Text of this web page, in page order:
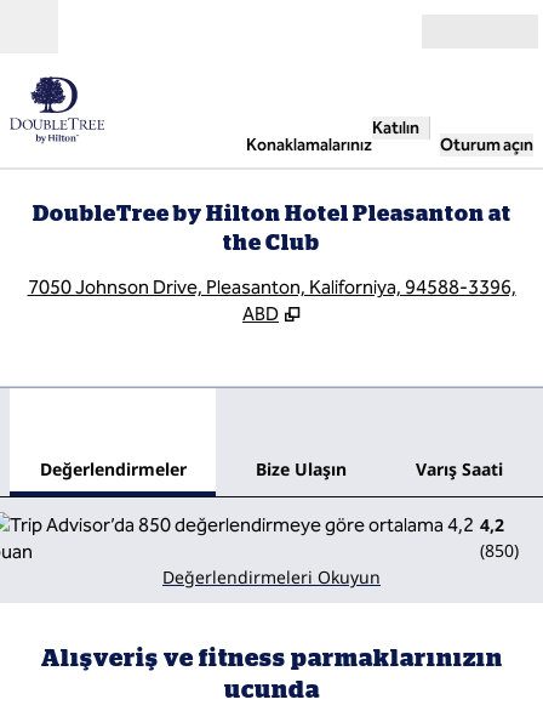
Konaklamalarınız
Katılın
Oturum açın
DoubleTree by Hilton Hotel Pleasanton at
the Club
7050 Johnson Drive, Pleasanton, Kaliforniya, 94588-3396,
ABD
Değerlendirmeler Bize Ulaşın Varış Saati
4,2
(850)
Değerlendirmeleri Okuyun
Alışveriş ve fitness parmaklarınızın
ucunda